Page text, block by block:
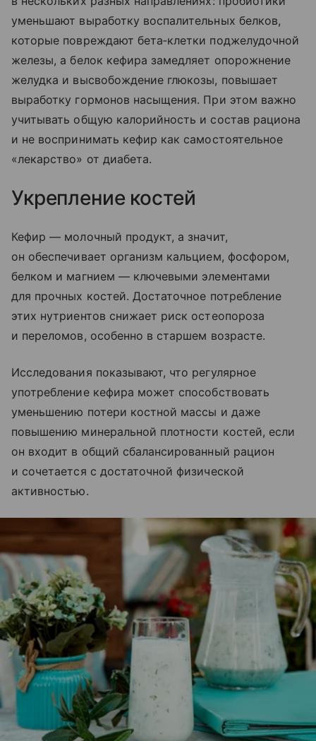
уменьшают выработку воспалительных белков,
которые повреждают бета‑клетки поджелудочной
железы, а белок кефира замедляет опорожнение
желудка и высвобождение глюкозы, повышает
выработку гормонов насыщения. При этом важно
учитывать общую калорийность и состав рациона
и не воспринимать кефир как самостоятельное
«лекарство» от диабета.
Укрепление костей
Кефир — молочный продукт, а значит,
он обеспечивает организм кальцием, фосфором,
белком и магнием — ключевыми элементами
для прочных костей. Достаточное потребление
этих нутриентов снижает риск остеопороза
и переломов, особенно в старшем возрасте.
Исследования показывают, что регулярное
употребление кефира может способствовать
уменьшению потери костной массы и даже
повышению минеральной плотности костей, если
он входит в общий сбалансированный рацион
и сочетается с достаточной физической
активностью.